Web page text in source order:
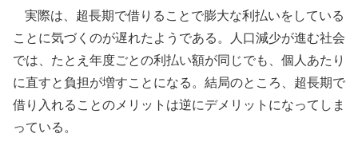
実際は、超長期で借りることで膨大な利払いをしている
ことに気づくのが遅れたようである。人口減少が進む社会
では、たとえ年度ごとの利払い額が同じでも、個人あたり
に直すと負担が増すことになる。結局のところ、超長期で
借り入れることのメリットは逆にデメリットになってしま
っている。